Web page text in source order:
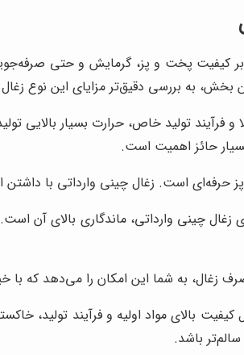
کیفیت پخت و پز، گرمایش و حتی
به بررسی دقیق‌تر مزایای این نوع زغال
و فرآیند تولید خاص، حرارت بسیار
حائز اهمیت است.
حرفه‌ای است. زغال چینی وارداتی با
زغال چینی وارداتی، ماندگاری بالای آن
زغال، به شما این امکان را می‌دهد که
کیفیت بالای مواد اولیه و فرآیند تولید،
باشد.